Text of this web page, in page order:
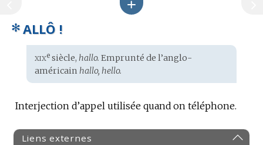
✻ ALLÔ !
Étymologie
:
xixesiècle, hallo. Emprunté de l’anglo-
américain hallo, hello.
Interjection d’appel utilisée quand on téléphone.
Liens externes